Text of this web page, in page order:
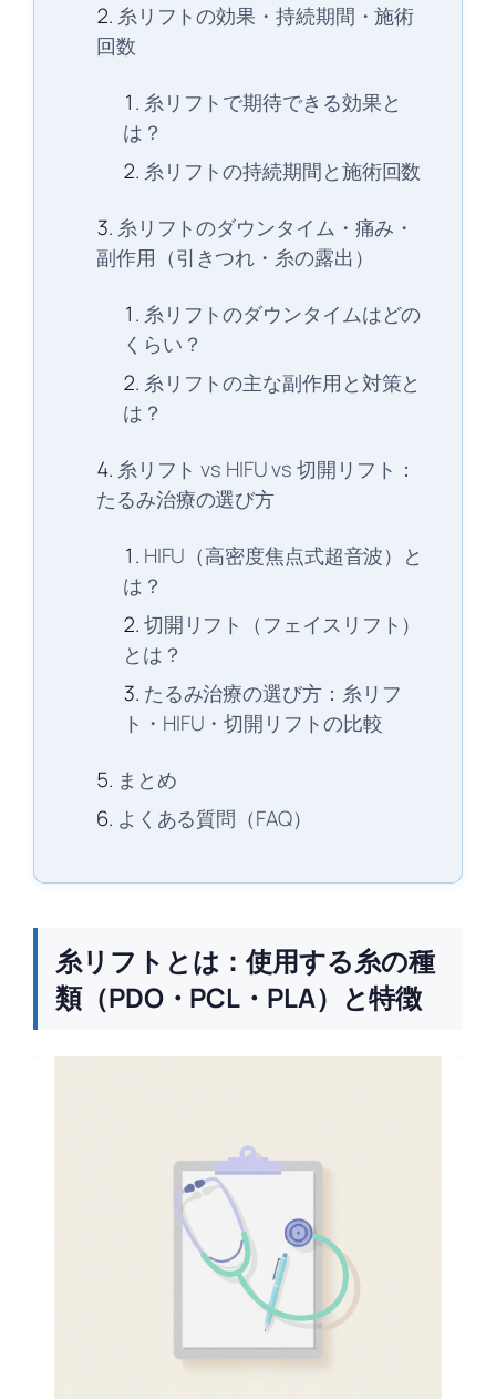
糸リフトの効果・持続期間・施術
回数
糸リフトで期待できる効果と
は？
糸リフトの持続期間と施術回数
糸リフトのダウンタイム・痛み・
副作用（引きつれ・糸の露出）
糸リフトのダウンタイムはどの
くらい？
糸リフトの主な副作用と対策と
は？
糸リフト vs HIFU vs 切開リフト：
たるみ治療の選び方
HIFU（高密度焦点式超音波）と
は？
切開リフト（フェイスリフト）
とは？
たるみ治療の選び方：糸リフ
ト・HIFU・切開リフトの比較
まとめ
よくある質問（FAQ）
糸リフトとは：使用する糸の種
類（PDO・PCL・PLA）と特徴